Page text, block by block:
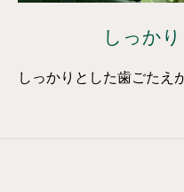
しっか
しっかりとした歯ごたえ